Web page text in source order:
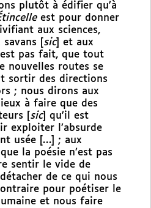
plutôt à édifier qu’à
est pour donner
aux sciences,
[ sic] et aux
pas fait, que tout
nouvelles routes se
sortir des directions
; nous dirons aux
à faire que des
[ sic] qu’il est
exploiter l’absurde
usée […] ; aux
la poésie n’est pas
sentir le vide de
de ce qui nous
pour poétiser le
et nous faire